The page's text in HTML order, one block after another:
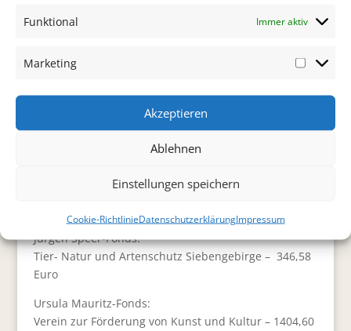
Funktional Immer aktiv
Marketing
Akzeptieren
Ablehnen
Einstellungen speichern
Cookie-RichtlinieDatenschutzerklärungImpressum
Förderkreis der gemeinn. Hohenhonnef GmbH –
Caritas St. Johann Baptist – 568,85 Euro
AWO-Bad Honnef – 342,02 Euro
Verein zur Förderung von Kusnt und Kultur: 694,00
Aranka e.V.- 694,00 Euro
Jürgen Speer-Fonds:
Tier- Natur und Artenschutz Siebengebirge – 346,58
Euro
Ursula Mauritz-Fonds:
Verein zur Förderung von Kunst und Kultur – 1404,60